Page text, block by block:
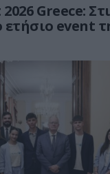
Greece: Στις 12
event